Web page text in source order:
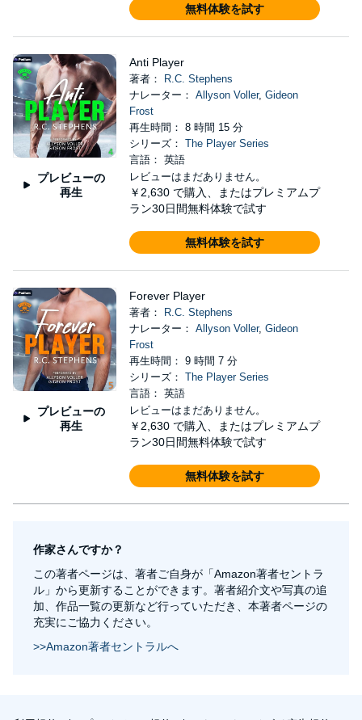
無料体験を試す
プレビューの
再生
Anti Player
著者：
R.C. Stephens
ナレーター： Allyson Voller, Gideon
Frost
再生時間： 8 時間 15 分
シリーズ： The Player Series
言語： 英語
レビューはまだありません。
￥2,630 で購入、またはプレミアムプ
ラン30日間無料体験で試す
無料体験を試す
プレビューの
再生
Forever Player
著者：
R.C. Stephens
ナレーター： Allyson Voller, Gideon
Frost
再生時間： 9 時間 7 分
シリーズ： The Player Series
言語： 英語
レビューはまだありません。
￥2,630 で購入、またはプレミアムプ
ラン30日間無料体験で試す
無料体験を試す
作家さんですか？
この著者ページは、著者ご自身が「Amazon著者セントラ
ル」から更新することができます。著者紹介文や写真の追
加、作品一覧の更新など行っていただき、本著者ページの
充実にご協力ください。
>>Amazon著者セントラルへ